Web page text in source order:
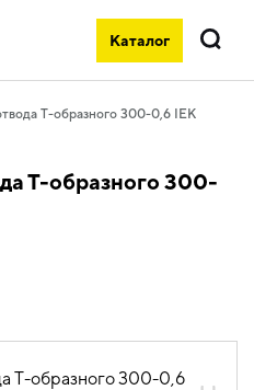
Каталог
Поиск
кабеля
аксессуары
ломаные
Т-образного 300-0,6 IEK
Т-образного 300-